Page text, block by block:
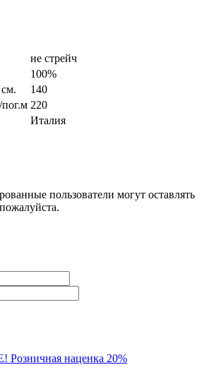
не стрейч
100%
140
220
Италия
пользователи могут оставлять
наценка 20%